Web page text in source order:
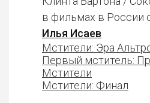
в фильмах в России
Илья Исаев
Мстители: Эра
Первый мститель:
Мстители
Мстители: Финал